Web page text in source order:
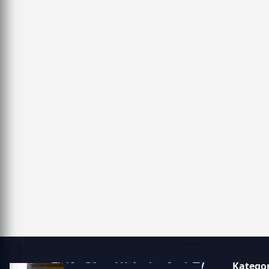
Tivi6 – Güncel Haberler, Canlı TV